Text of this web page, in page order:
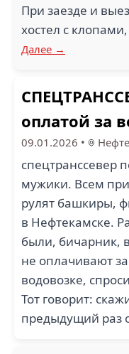
При заезде и
хостел с
Далее →
оплатой за
09.01.2026 •
спецтранссевер
мужики. Всем
рулят башкиры,
в Нефтекамске.
были, бичарник,
не оплачивают
водовозке,
Тот говорит:
предыдущий раз